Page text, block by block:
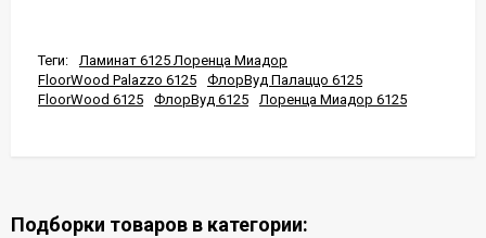
Теги:
Ламинат 6125 Лоренца Миадор
FloorWood Palazzo 6125
ФлорВуд Палаццо 6125
FloorWood 6125
ФлорВуд 6125 Лоренца Миадор 6125
Подборки товаров в категории: